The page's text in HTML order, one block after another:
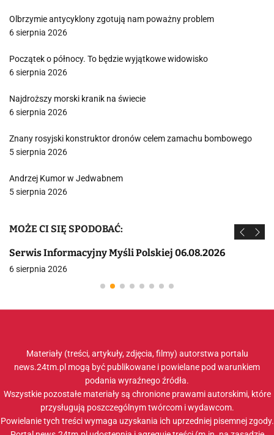
Olbrzymie antycyklony zgotują nam poważny problem
6 sierpnia 2026
Początek o północy. To będzie wyjątkowe widowisko
6 sierpnia 2026
Najdroższy morski kranik na świecie
6 sierpnia 2026
Znany rosyjski konstruktor dronów celem zamachu bombowego
5 sierpnia 2026
Andrzej Kumor w Jedwabnem
5 sierpnia 2026
MOŻE CI SIĘ SPODOBAĆ:
Serwis Informacyjny Myśli Polskiej 06.08.2026
6 sierpnia 2026
Materiały (treści, artykuły, zdjęcia, filmy) autorstwa portalu
news.24tm.pl mogą być publikowane i powielane pod warunkiem
podania wyraźnego źródła.
Wszystkie pozostałe materiały są chronione prawami autorskimi, które
przysługują poszczególnym twórcom i wydawcom.
Powielanie tych treści wymaga uzyskania ich uprzedniej pisemnej zgody.